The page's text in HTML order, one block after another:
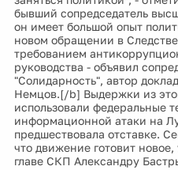
бывший сопредседатель
он имеет большой опыт
новом обращении в
требованием
руководства - объявил
"Солидарность", автор
Немцов.[/b] Выдержки из
использовали федеральные
информационной атаки на
предшествовала отставке.
что движение готовит
главе СКП Александру